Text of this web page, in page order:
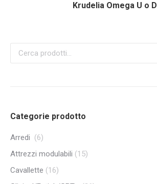
Krudelia Omega U o D
Categorie prodotto
Arredi (6)
Attrezzi modulabili (15)
Cavallette (16)